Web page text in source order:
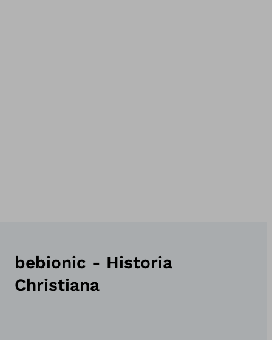
bebionic - Historia
Christiana